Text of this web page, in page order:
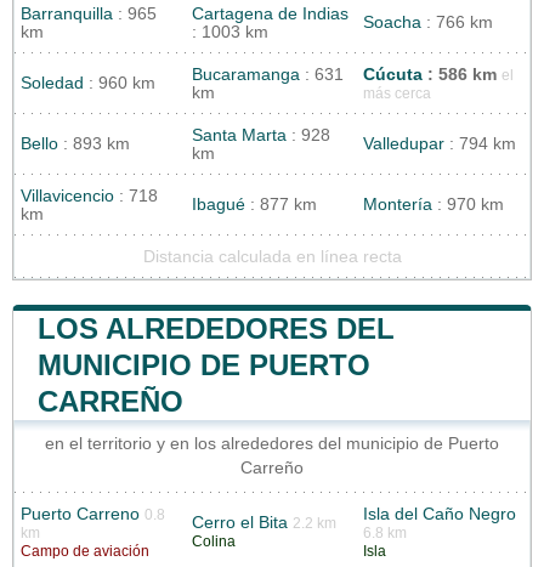
Barranquilla : 965
km
Cartagena de Indias
: 1003 km
Soacha : 766 km
Soledad : 960 km Bucaramanga : 631
km
Cúcuta : 586 km el
más cerca
Bello : 893 km Santa Marta : 928
km
Valledupar : 794 km
Villavicencio : 718
km
Ibagué : 877 km Montería : 970 km
Distancia calculada en línea recta
LOS ALREDEDORES DEL
MUNICIPIO DE PUERTO
CARREÑO
en el territorio y en los alrededores del municipio de Puerto
Carreño
Puerto Carreno 0.8
km
Campo de aviación
Cerro el Bita 2.2 km
Colina
Isla del Caño Negro
6.8 km
Isla